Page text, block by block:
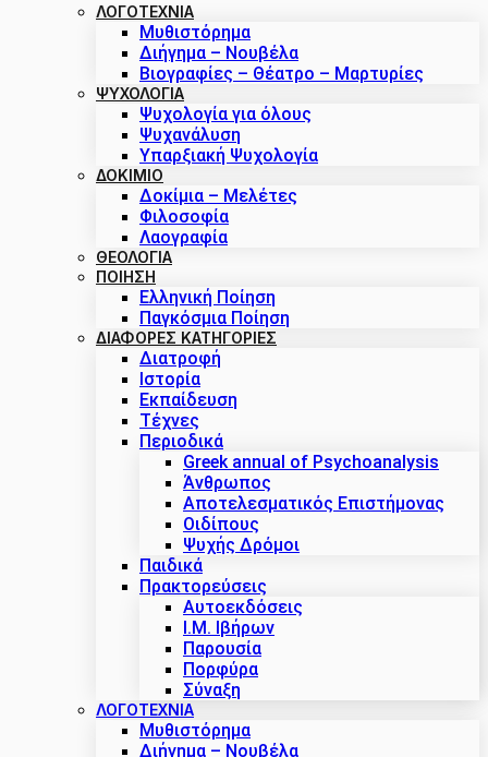
ΛΟΓΟΤΕΧΝΙΑ
Μυθιστόρημα
Διήγημα – Νουβέλα
Βιογραφίες – Θέατρο – Μαρτυρίες
ΨΥΧΟΛΟΓΙΑ
Ψυχολογία για όλους
Ψυχανάλυση
Υπαρξιακή Ψυχολογία
ΔΟΚΊΜΙΟ
Δοκίμια – Μελέτες
Φιλοσοφία
Λαογραφία
ΘΕΟΛΟΓΙΑ
ΠΟΙΗΣΗ
Ελληνική Ποίηση
Παγκόσμια Ποίηση
ΔΙΑΦΟΡΕΣ ΚΑΤΗΓΟΡΙΕΣ
Διατροφή
Ιστορία
Εκπαίδευση
Τέχνες
Περιοδικά
Greek annual of Psychoanalysis
Άνθρωπος
Αποτελεσματικός Επιστήμονας
Οιδίπους
Ψυχής Δρόμοι
Παιδικά
Πρακτoρεύσεις
Αυτοεκδόσεις
Ι.Μ. Ιβήρων
Παρουσία
Πορφύρα
Σύναξη
ΛΟΓΟΤΕΧΝΙΑ
Μυθιστόρημα
Διήγημα – Νουβέλα